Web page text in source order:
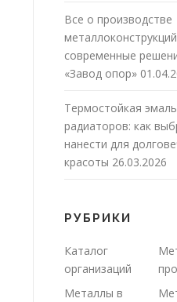
Все о производстве
современные
«Завод опор»
Термостойкая
радиаторов: как
нанести для
красоты 26.03.2026
РУБРИКИ
Каталог
организаций
Металлы в